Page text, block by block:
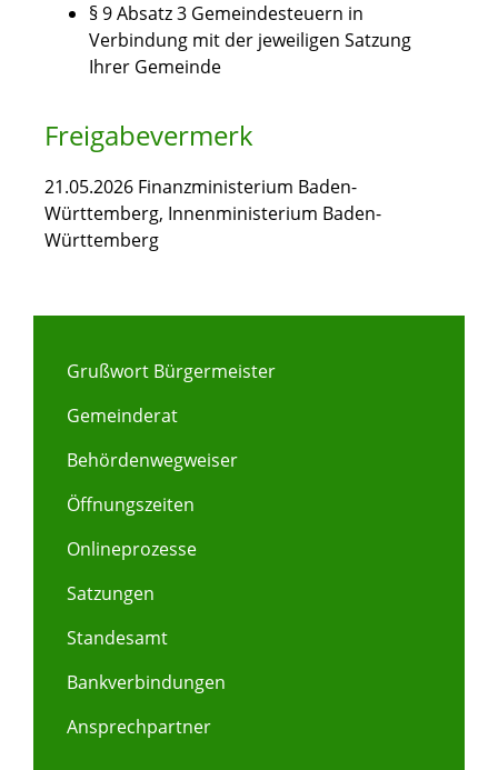
§ 9 Absatz 3 Gemeindesteuern in
Verbindung mit der jeweiligen Satzung
Ihrer Gemeinde
Freigabevermerk
21.05.2026 Finanzministerium Baden-
Württemberg, Innenministerium Baden-
Württemberg
Grußwort Bürgermeister
Gemeinderat
Behördenwegweiser
Öffnungszeiten
Onlineprozesse
Satzungen
Standesamt
Bankverbindungen
Ansprechpartner